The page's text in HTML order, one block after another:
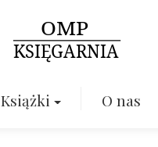
Książki O nas